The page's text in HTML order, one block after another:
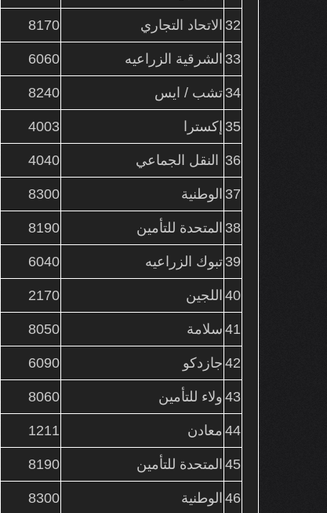
32 الاتحاد التجاري 8170
33 الشرقية الزراعيه 6060
34 تشب / ايس 8240
35 إكسترا 4003
36 النقل الجماعي 4040
37 الوطنية 8300
38 المتحدة للتأمين 8190
39 تبوك الزراعيه 6040
40 اللجين 2170
41 سلامة 8050
42 جازدكو 6090
43 ولاء للتأمين 8060
44 معادن 1211
45 المتحدة للتأمين 8190
46 الوطنية 8300